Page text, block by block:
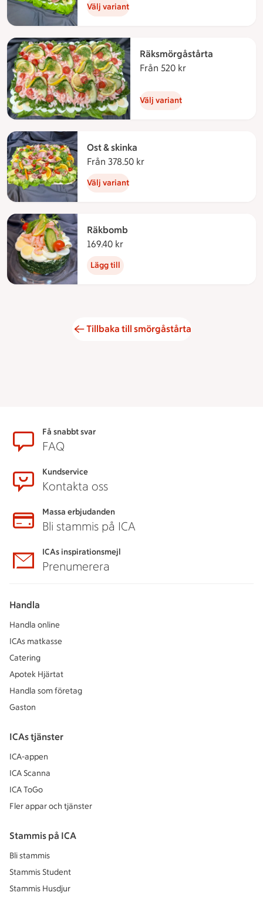
Välj variant
Räksmörgåstårta
Från 520 kr
Välj variant
Ost & skinka
Från 378.50 kr
Välj variant
Räkbomb
169.40 kr
Lägg till
Tillbaka till smörgåstårta
SidfotFå snabbt svar
FAQ
Kundservice
Kontakta oss
Massa erbjudanden
Bli stammis på ICA
ICAs inspirationsmejl
Prenumerera
Handla
Handla online
ICAs matkasse
Catering
Apotek Hjärtat
Handla som företag
Gaston
ICAs tjänster
ICA-appen
ICA Scanna
ICA ToGo
Fler appar och tjänster
Stammis på ICA
Bli stammis
Stammis Student
Stammis Husdjur